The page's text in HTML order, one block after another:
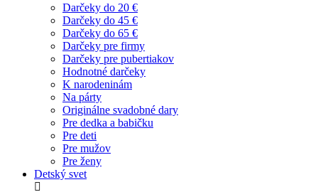
Darčeky do 20 €
Darčeky do 45 €
Darčeky do 65 €
Darčeky pre firmy
Darčeky pre pubertiakov
Hodnotné darčeky
K narodeninám
Na párty
Originálne svadobné dary
Pre dedka a babičku
Pre deti
Pre mužov
Pre ženy
Detský svet